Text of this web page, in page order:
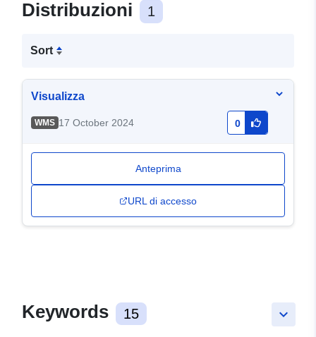
Distribuzioni 1
Sort
Visualizza
WMS 17 October 2024 0
Anteprima
URL di accesso
keyboard_arrow_down
Keywords 15